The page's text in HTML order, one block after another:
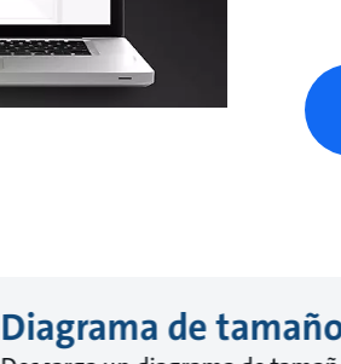
Diagrama de